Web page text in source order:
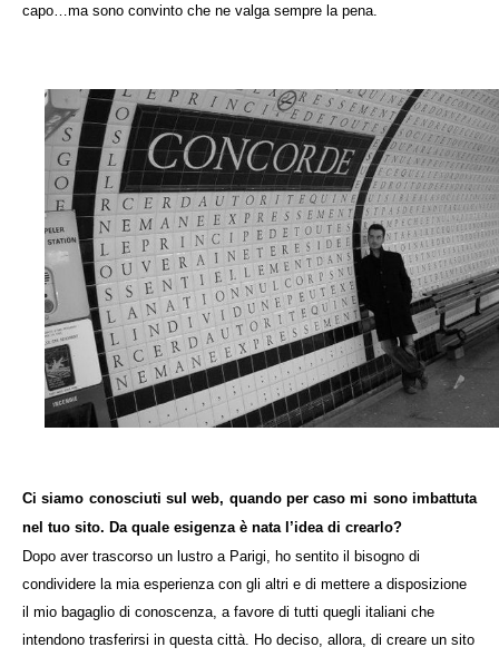
capo…ma sono convinto che ne valga sempre la pena.
Ci siamo conosciuti sul web, quando per caso mi sono imbattuta
nel tuo sito. Da quale esigenza è nata l’idea di crearlo?
Dopo aver trascorso un lustro a Parigi, ho sentito il bisogno di
condividere la mia esperienza con gli altri e di mettere a disposizione
il mio bagaglio di conoscenza, a favore di tutti quegli italiani che
intendono trasferirsi in questa città. Ho deciso, allora, di creare un sito